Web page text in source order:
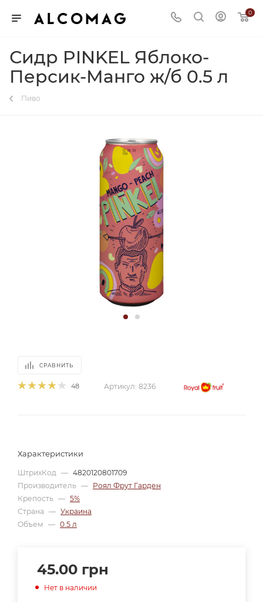
0
Сидр PINKEL Яблоко-
Персик-Манго ж/б 0.5 л
Пиво
СРАВНИТЬ
48 Артикул: 8236
Характеристики
ШтрихКод — 4820120801709
Производитель — Роял Фрут Гарден
Крепость — 5%
Страна — Украина
Объем — 0.5 л
45.00 грн
Нет в наличии